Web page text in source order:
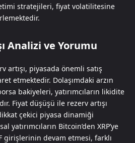
stratejileri, fiyat volatilitesine
Analizi ve Yorumu
artışı, piyasada önemli satış
etmektedir. Dolaşımdaki arzın
bakiyeleri, yatırımcıların likidite
Fiyat düşüşü ile rezerv artışı
çekici piyasa dinamiği
yatırımcıların Bitcoin’den XRP’ye
girişlerinin devam etmesi, farklı